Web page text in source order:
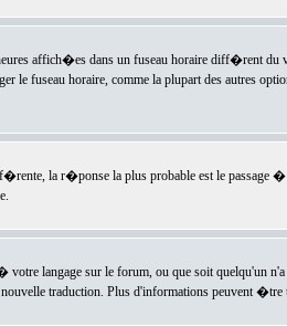
affich�es dans un fuseau horaire diff�rent
le fuseau horaire, comme la plupart des
la r�ponse la plus probable est le
langage sur le forum, ou que soit quelqu'un
traduction. Plus d'informations peuvent